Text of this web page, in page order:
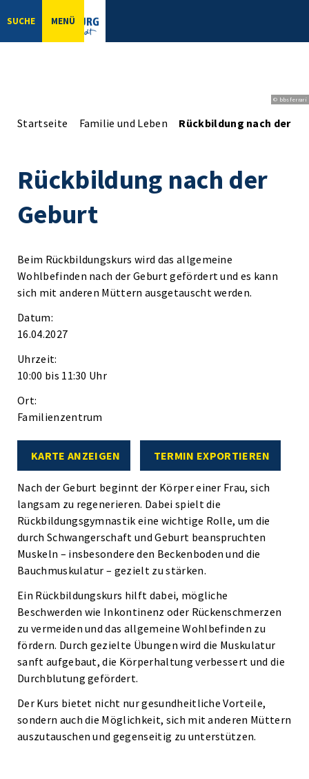
SUCHE MENÜ
© bbsferrari
Startseite Familie und Leben Rückbildung nach der
Rückbildung nach der
Geburt
Beim Rückbildungskurs wird das allgemeine
Wohlbefinden nach der Geburt gefördert und es kann
sich mit anderen Müttern ausgetauscht werden.
Datum:
16.04.2027
Uhrzeit:
10:00 bis 11:30 Uhr
Ort:
Familienzentrum
KARTE ANZEIGEN TERMIN EXPORTIEREN
Nach der Geburt beginnt der Körper einer Frau, sich
langsam zu regenerieren. Dabei spielt die
Rückbildungsgymnastik eine wichtige Rolle, um die
durch Schwangerschaft und Geburt beanspruchten
Muskeln – insbesondere den Beckenboden und die
Bauchmuskulatur – gezielt zu stärken.
Ein Rückbildungskurs hilft dabei, mögliche
Beschwerden wie Inkontinenz oder Rückenschmerzen
zu vermeiden und das allgemeine Wohlbefinden zu
fördern. Durch gezielte Übungen wird die Muskulatur
sanft aufgebaut, die Körperhaltung verbessert und die
Durchblutung gefördert.
Der Kurs bietet nicht nur gesundheitliche Vorteile,
sondern auch die Möglichkeit, sich mit anderen Müttern
auszutauschen und gegenseitig zu unterstützen.